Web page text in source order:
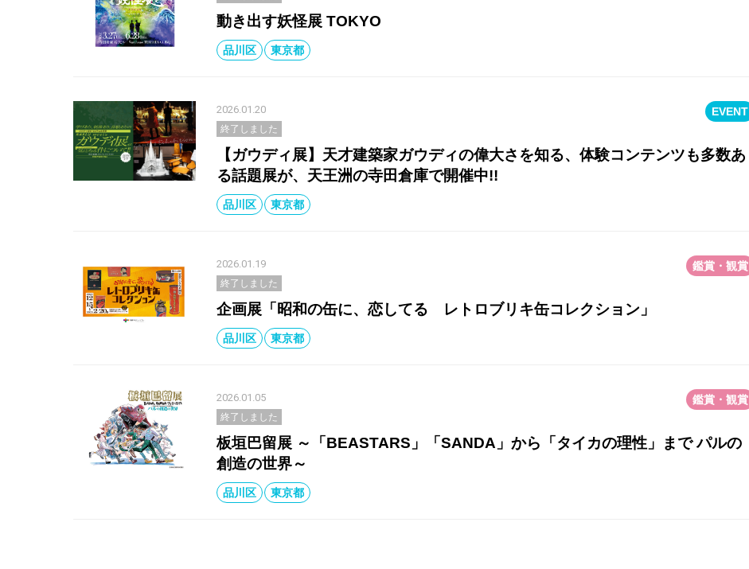
動き出す妖怪展 TOKYO
品川区 東京都
2026.01.20 EVENT
終了しました
【ガウディ展】天才建築家ガウディの偉大さを知る、体験コンテンツも多数あ
る話題展が、天王洲の寺田倉庫で開催中!!
品川区 東京都
2026.01.19 鑑賞・観賞
終了しました
企画展「昭和の缶に、恋してる レトロブリキ缶コレクション」
品川区 東京都
2026.01.05 鑑賞・観賞
終了しました
板垣巴留展 ～「BEASTARS」「SANDA」から「タイカの理性」まで パルの
創造の世界～
品川区 東京都